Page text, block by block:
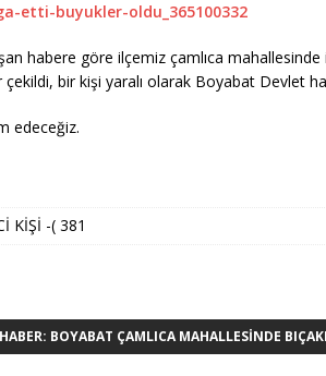
habere göre ilçemiz çamlıca
bir kişi yaralı olarak Boyabat Devlet
edeceğiz.
KİŞİ -( 381
BOYABAT ÇAMLICA MAHALLESINDE